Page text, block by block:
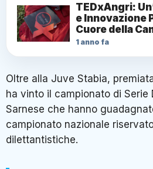
TEDxAngri:
e Innovazione
Cuore della
1 anno fa
Oltre alla Juve Stabia,
ha vinto il campionato di Serie
Sarnese che hanno
campionato nazionale
dilettantistiche.